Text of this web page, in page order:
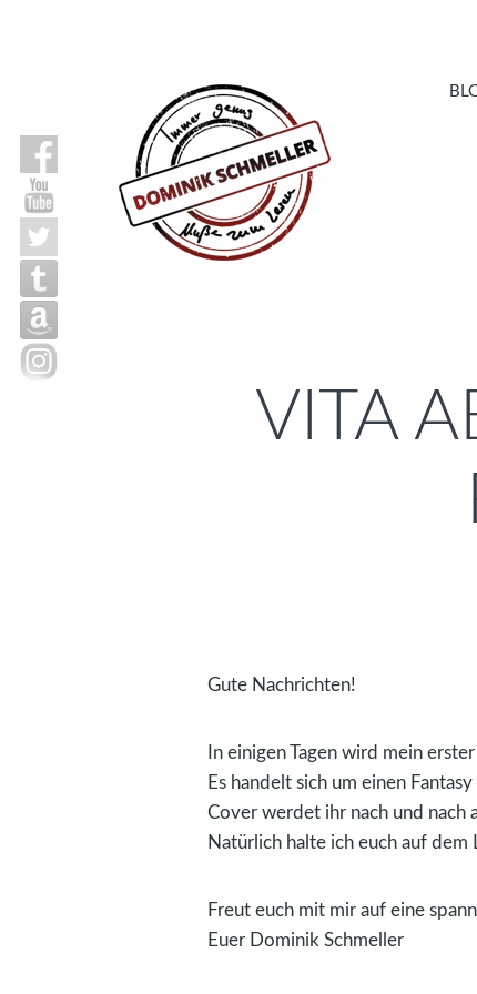
VITA
Gute Nachrichten!
In einigen Tagen wird mein
Es handelt sich um einen
Cover werdet ihr nach und nach
Natürlich halte ich euch auf dem
Freut euch mit mir auf eine
Euer Dominik Schmeller